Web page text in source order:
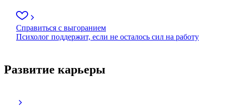
Справиться с выгоранием
Психолог поддержит, если не осталось сил на работу
Развитие карьеры